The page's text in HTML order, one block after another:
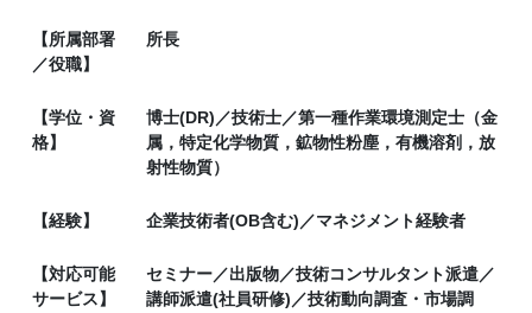
【所属部署
／役職】
所長
【学位・資
格】
博士(DR)／技術士／第一種作業環境測定士（金
属，特定化学物質，鉱物性粉塵，有機溶剤，放
射性物質）
【経験】 企業技術者(OB含む)／マネジメント経験者
【対応可能
サービス】
セミナー／出版物／技術コンサルタント派遣／
講師派遣(社員研修)／技術動向調査・市場調